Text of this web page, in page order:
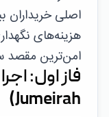
اصلی خریداران
هزینه‌های
امن‌ترین مقصد
Jumeirah)